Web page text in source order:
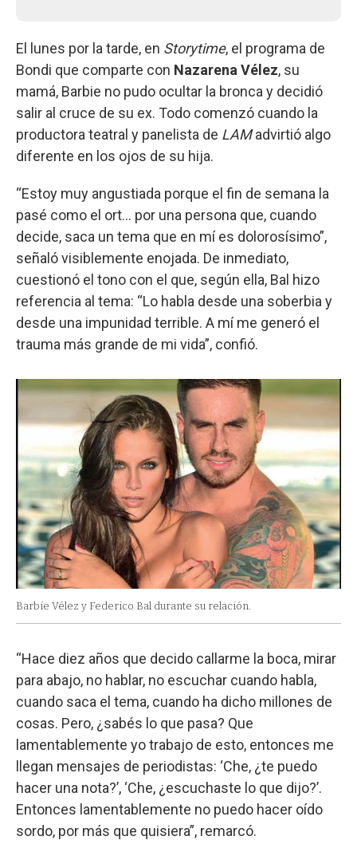
El lunes por la tarde, en Storytime, el programa de
Bondi que comparte con Nazarena Vélez, su
mamá, Barbie no pudo ocultar la bronca y decidió
salir al cruce de su ex. Todo comenzó cuando la
productora teatral y panelista de LAMadvirtió algo
diferente en los ojos de su hija.
“Estoy muy angustiada porque el fin de semana la
pasé como el ort… por una persona que, cuando
decide, saca un tema que en mí es dolorosísimo”,
señaló visiblemente enojada. De inmediato,
cuestionó el tono con el que, según ella, Bal hizo
referencia al tema: “Lo habla desde una soberbia y
desde una impunidad terrible. A mí me generó el
trauma más grande de mi vida”, confió.
Barbie Vélez y Federico Bal durante su relación.
“Hace diez años que decido callarme la boca, mirar
para abajo, no hablar, no escuchar cuando habla,
cuando saca el tema, cuando ha dicho millones de
cosas. Pero, ¿sabés lo que pasa? Que
lamentablemente yo trabajo de esto, entonces me
llegan mensajes de periodistas: ‘Che, ¿te puedo
hacer una nota?’, ‘Che, ¿escuchaste lo que dijo?’.
Entonces lamentablemente no puedo hacer oído
sordo, por más que quisiera”, remarcó.